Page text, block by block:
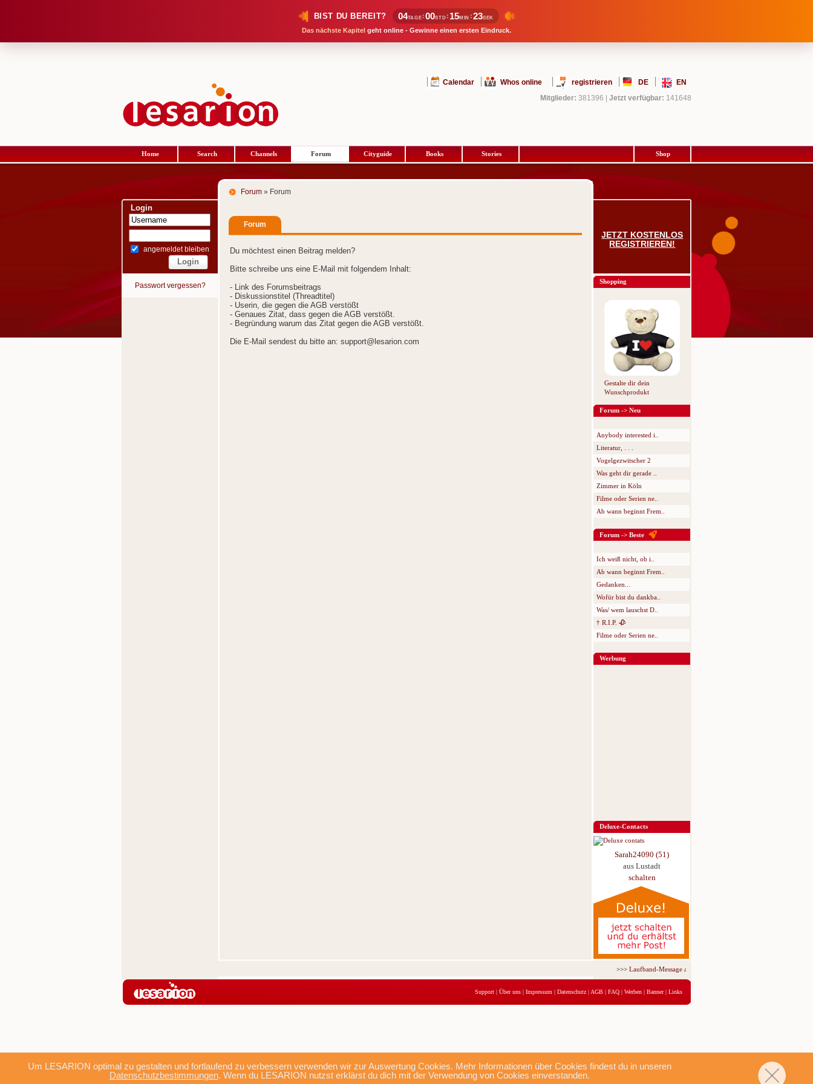
BIST DU BEREIT? 04TAGE :00STD : 15MIN :23SEK
Das nächste Kapitel geht online - Gewinne einen ersten Eindruck.
Um LESARION optimal zu gestalten und fortlaufend zu verbessern verwenden wir zur Auswertung Cookies. Mehr Informationen über Cookies findest du in unseren
Datenschutzbestimmungen. Wenn du LESARION nutzst erklärst du dich mit der Verwendung von Cookies einverstanden.
Calendar Whos online registrieren DE
EN
Mitglieder: 381396 Jetzt verfügbar: 141648
Home Search Channels Forum Cityguide Books Stories Shop
Login
angemeldet bleiben
Passwort vergessen?
Forum » Forum
Forum
Du möchtest einen Beitrag melden?
Bitte schreibe uns eine E-Mail mit folgendem Inhalt:
- Link des Forumsbeitrags
- Diskussionstitel (Threadtitel)
- Userin, die gegen die AGB verstößt
- Genaues Zitat, dass gegen die AGB verstößt.
- Begründung warum das Zitat gegen die AGB verstößt.
Die E-Mail sendest du bitte an: support@lesarion.com
JETZT KOSTENLOS
REGISTRIEREN!
Shopping
Gestalte dir dein
Wunschprodukt
Forum -> Neu
Anybody interested i..
Literatur, . . .
Vogelgezwitscher 2
Was geht dir gerade ..
Zimmer in Köln
Filme oder Serien ne..
Ab wann beginnt Frem..
Forum -> Beste
Ich weiß nicht, ob i..
Ab wann beginnt Frem..
Gedanken...
Wofür bist du dankba..
Was/ wem lauschst D..
† R.I.P. 🥀
Filme oder Serien ne..
Werbung
Deluxe-Contacts
Sarah24090 (51)
aus Lustadt
schalten
>>>Laufband-Message ab nur 5,95 € für 3 Tage!
Support | Über uns | Impressum | Datenschutz | AGB | FAQ | Werben | Banner| Links